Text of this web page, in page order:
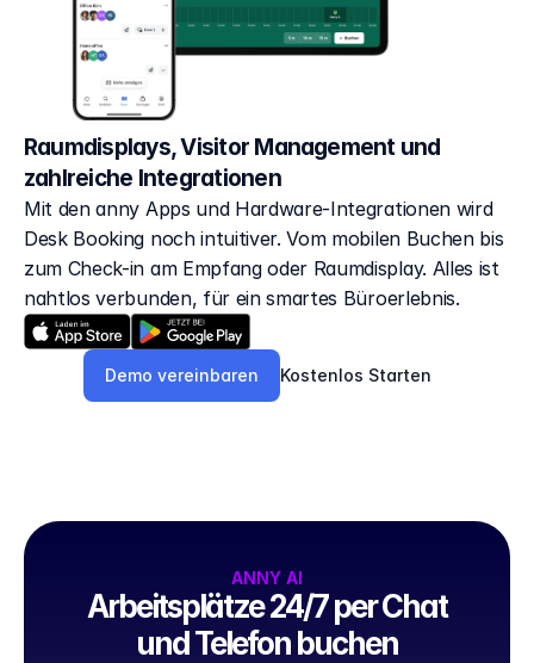
Raumdisplays, Visitor Management und
zahlreiche Integrationen
Mit den anny Apps und Hardware-Integrationen wird
Desk Booking noch intuitiver. Vom mobilen Buchen bis
zum Check-in am Empfang oder Raumdisplay. Alles ist
nahtlos verbunden, für ein smartes Büroerlebnis.
Demo vereinbaren Kostenlos Starten
ANNY AI
Arbeitsplätze 24/7 per Chat
und Telefon buchen